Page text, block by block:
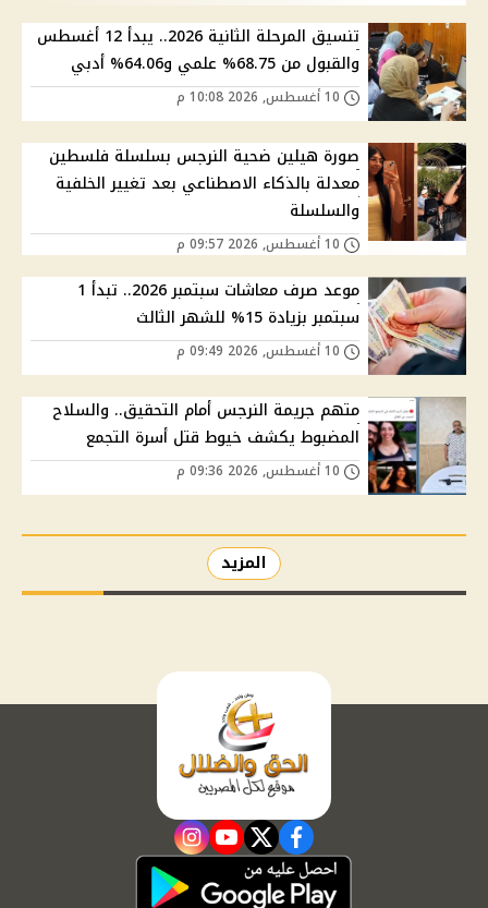
تنسيق المرحلة الثانية 2026.. يبدأ 12 أغسطس
والقبول من 68.75% علمي و64.06% أدبي
صورة هيلين ضحية النرجس بسلسلة فلسطين
معدلة بالذكاء الاصطناعي بعد تغيير الخلفية
والسلسلة
موعد صرف معاشات سبتمبر 2026.. تبدأ 1
سبتمبر بزيادة 15% للشهر الثالث
متهم جريمة النرجس أمام التحقيق.. والسلاح
المضبوط يكشف خيوط قتل أسرة التجمع
المزيد
facebook
twitter
youtube
instagram